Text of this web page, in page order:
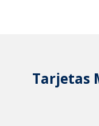
Tarjetas